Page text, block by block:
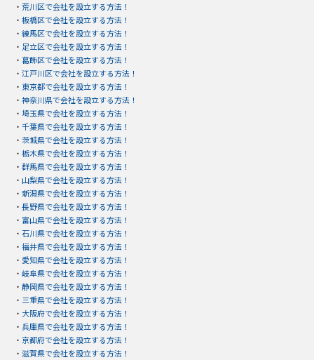
・ 荒川区で会社を設立する方法！
・ 板橋区で会社を設立する方法！
・ 練馬区で会社を設立する方法！
・ 足立区で会社を設立する方法！
・ 葛飾区で会社を設立する方法！
・ 江戸川区で会社を設立する方法！
・ 東京都で会社を設立する方法！
・ 神奈川県で会社を設立する方法！
・ 埼玉県で会社を設立する方法！
・ 千葉県で会社を設立する方法！
・ 茨城県で会社を設立する方法！
・ 栃木県で会社を設立する方法！
・ 群馬県で会社を設立する方法！
・ 山梨県で会社を設立する方法！
・ 新潟県で会社を設立する方法！
・ 長野県で会社を設立する方法！
・ 富山県で会社を設立する方法！
・ 石川県で会社を設立する方法！
・ 福井県で会社を設立する方法！
・ 愛知県で会社を設立する方法！
・ 岐阜県で会社を設立する方法！
・ 静岡県で会社を設立する方法！
・ 三重県で会社を設立する方法！
・ 大阪府で会社を設立する方法！
・ 兵庫県で会社を設立する方法！
・ 京都府で会社を設立する方法！
・ 滋賀県で会社を設立する方法！